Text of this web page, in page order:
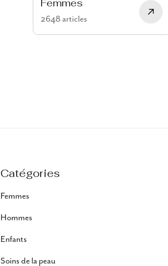
Femmes
2648 articles
Catégories
Femmes
Hommes
Enfants
Soins de la peau